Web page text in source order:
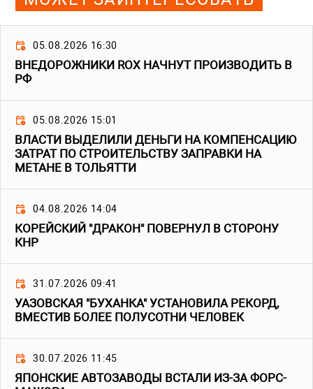
05.08.2026 16:30
ВНЕДОРОЖНИКИ ROX НАЧНУТ ПРОИЗВОДИТЬ В
РФ
05.08.2026 15:01
ВЛАСТИ ВЫДЕЛИЛИ ДЕНЬГИ НА КОМПЕНСАЦИЮ
ЗАТРАТ ПО СТРОИТЕЛЬСТВУ ЗАПРАВКИ НА
МЕТАНЕ В ТОЛЬЯТТИ
04.08.2026 14:04
КОРЕЙСКИЙ "ДРАКОН" ПОВЕРНУЛ В СТОРОНУ
КНР
31.07.2026 09:41
УАЗОВСКАЯ "БУХАНКА" УСТАНОВИЛА РЕКОРД,
ВМЕСТИВ БОЛЕЕ ПОЛУСОТНИ ЧЕЛОВЕК
30.07.2026 11:45
ЯПОНСКИЕ АВТОЗАВОДЫ ВСТАЛИ ИЗ-ЗА ФОРС-